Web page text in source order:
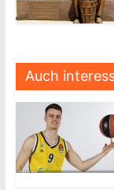
Auch